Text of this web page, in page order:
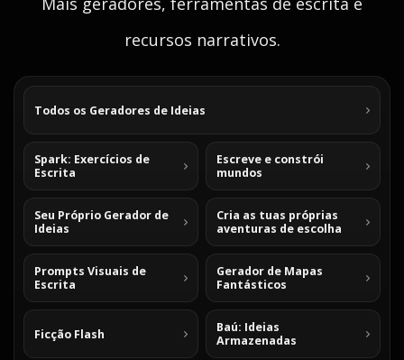
recursos narrativos.
Todos os Geradores de Ideias
Spark: Exercícios de
Escrita
Escreve e constrói
mundos
Seu Próprio Gerador de
Ideias
Cria as tuas próprias
aventuras de escolha
Prompts Visuais de
Escrita
Gerador de Mapas
Fantásticos
Ficção Flash
Baú: Ideias
Armazenadas